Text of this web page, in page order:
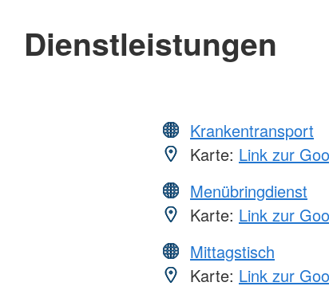
Dienstleistungen
Krankentransport
Karte: Link zur
Menübringdienst
Karte: Link zur
Mittagstisch
Karte: Link zur